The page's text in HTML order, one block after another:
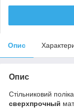
Опис
Опис
Стільниковий
cверхпрочный